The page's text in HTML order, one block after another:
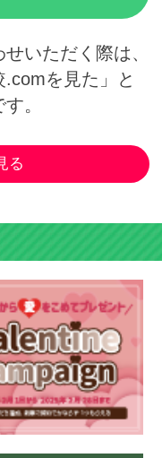
いただく際は、
.comを見た」と
。
る